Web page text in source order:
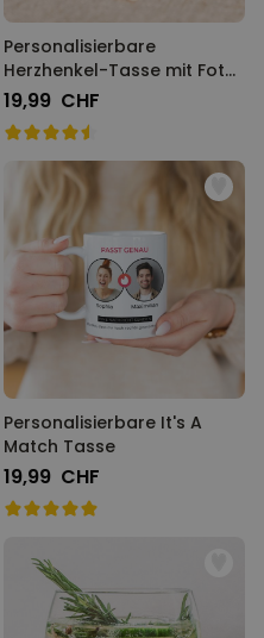
Personalisierbare
Herzhenkel-Tasse mit Foto
und Definition
19,99 CHF
Personalisierbare It's A
Match Tasse
19,99 CHF